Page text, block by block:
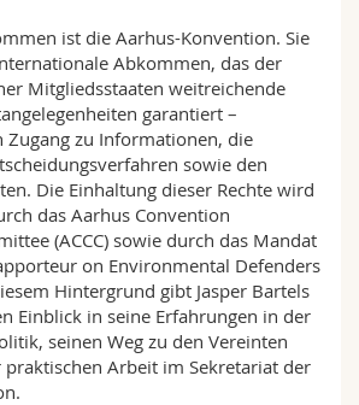
ist die Aarhus-Konvention. Sie
Abkommen, das der
Mitgliedsstaaten weitreichende
garantiert –
Zugang zu Informationen, die
sowie den
Die Einhaltung dieser Rechte wird
das Aarhus Convention
(ACCC) sowie durch das Mandat
on Environmental Defenders
Hintergrund gibt Jasper Bartels
Einblick in seine Erfahrungen in der
seinen Weg zu den Vereinten
Arbeit im Sekretariat der